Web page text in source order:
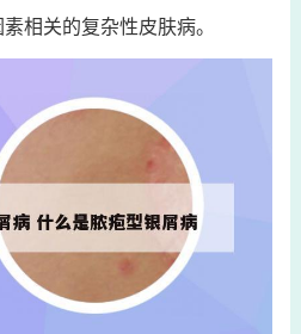
相关的复杂性皮肤病。